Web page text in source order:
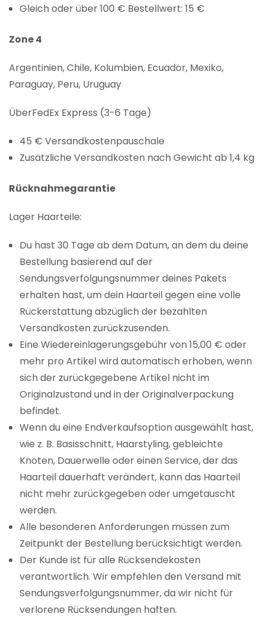
Gleich oder über 100 € Bestellwert: 15 €
Zone 4
Argentinien, Chile, Kolumbien, Ecuador, Mexiko,
Paraguay, Peru, Uruguay
ÜberFedEx Express (3-6 Tage)
45 € Versandkostenpauschale
Zusätzliche Versandkosten nach Gewicht ab 1,4 kg
Rücknahmegarantie
Lager Haarteile:
Du hast 30 Tage ab dem Datum, an dem du deine
Bestellung basierend auf der
Sendungsverfolgungsnummer deines Pakets
erhalten hast, um dein Haarteil gegen eine volle
Rückerstattung abzüglich der bezahlten
Versandkosten zurückzusenden.
Eine Wiedereinlagerungsgebühr von 15,00 € oder
mehr pro Artikel wird automatisch erhoben, wenn
sich der zurückgegebene Artikel nicht im
Originalzustand und in der Originalverpackung
befindet.
Wenn du eine Endverkaufsoption ausgewählt hast,
wie z. B. Basisschnitt, Haarstyling, gebleichte
Knoten, Dauerwelle oder einen Service, der das
Haarteil dauerhaft verändert, kann das Haarteil
nicht mehr zurückgegeben oder umgetauscht
werden.
Alle besonderen Anforderungen müssen zum
Zeitpunkt der Bestellung berücksichtigt werden.
Der Kunde ist für alle Rücksendekosten
verantwortlich. Wir empfehlen den Versand mit
Sendungsverfolgungsnummer, da wir nicht für
verlorene Rücksendungen haften.